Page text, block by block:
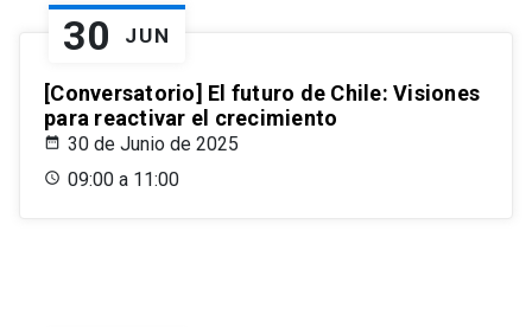
30 JUN
[Conversatorio] El futuro de Chile: Visiones
para reactivar el crecimiento
30 de Junio de 2025
09:00 a 11:00